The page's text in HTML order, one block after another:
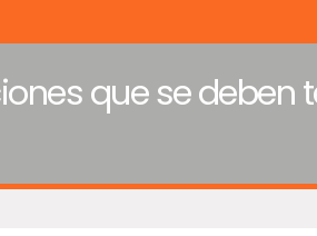
que se deben